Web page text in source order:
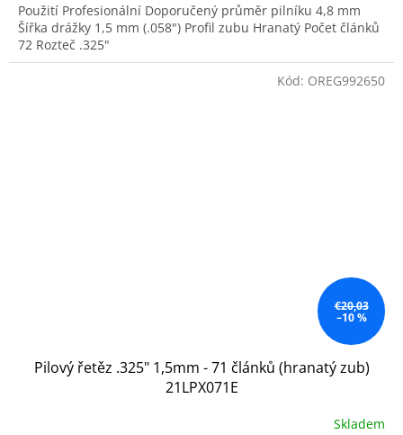
Použití Profesionální Doporučený průměr pilníku 4,8 mm
Šířka drážky 1,5 mm (.058") Profil zubu Hranatý Počet článků
72 Rozteč .325"
€20,03
–10 %
Pilový řetěz .325" 1,5mm - 71 článků (hranatý zub)
21LPX071E
Skladem
Kód: OREG992650